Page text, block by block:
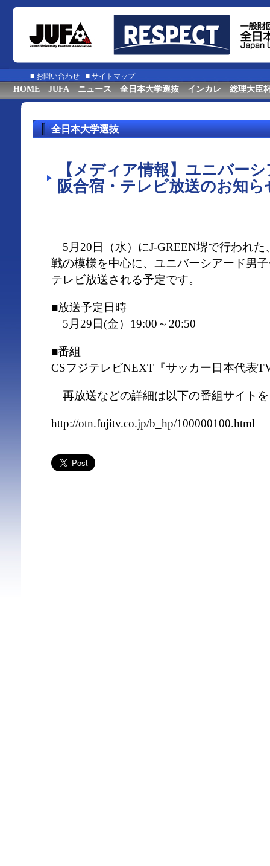
■ お問い合わせ ■ サイトマップ
HOME JUFA ニュース 全日本大学選抜 インカレ 総理大臣
全日本大学選抜
【メディア情報】ユニバー
阪合宿・テレビ放送のお知ら
5月20日（水）にJ-GREEN堺で行われた
戦の模様を中心に、ユニバーシアード男
テレビ放送される予定です。
■放送予定日時
5月29日(金）19:00～20:50
■番組
CSフジテレビNEXT『サッカー日本代表
再放送などの詳細は以下の番組サイト
http://otn.fujitv.co.jp/b_hp/100000100.html